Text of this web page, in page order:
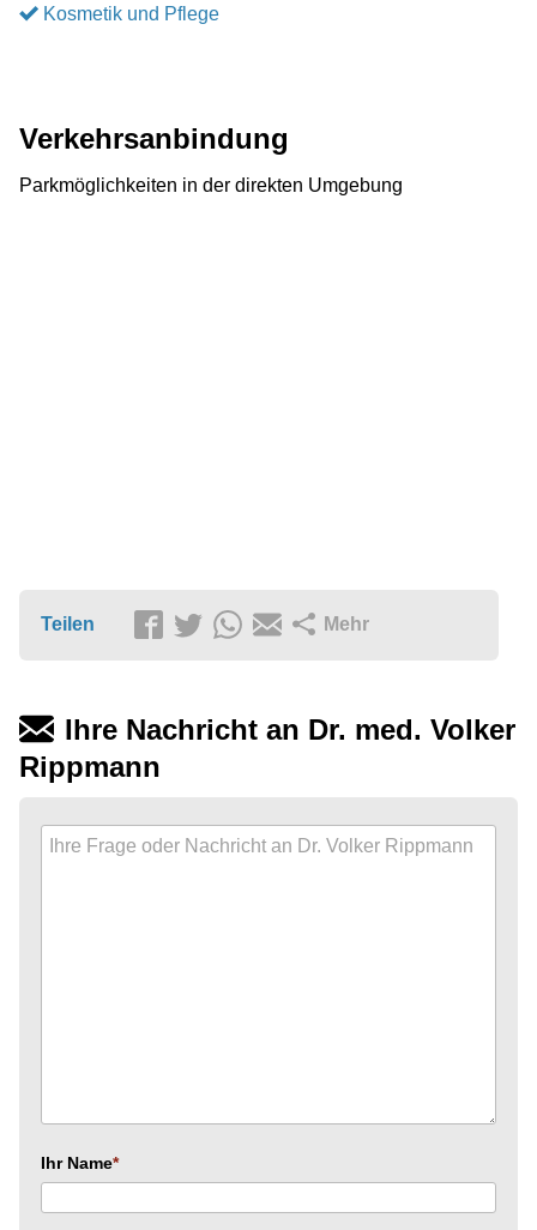
Kosmetik und Pflege
Verkehrsanbindung
Parkmöglichkeiten in der direkten Umgebung
Teilen Mehr
Ihre Nachricht an Dr. med. Volker
Rippmann
Ihr Name